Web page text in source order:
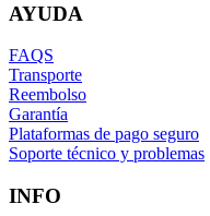
AYUDA
FAQS
Transporte
Reembolso
Garantía
Plataformas de pago seguro
Soporte técnico y problemas
INFO